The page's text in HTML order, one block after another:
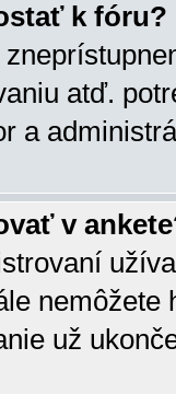
k fóru?
atď.
a
v
už